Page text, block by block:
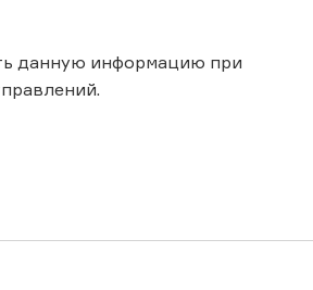
данную информацию при